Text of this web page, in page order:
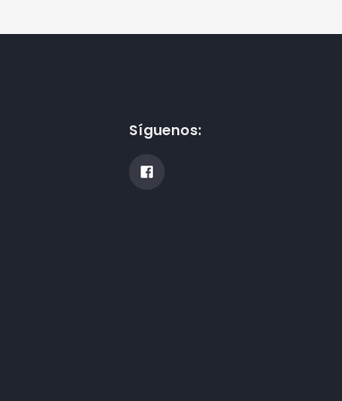
Síguenos: